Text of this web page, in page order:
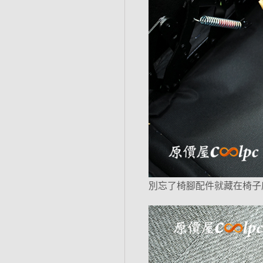
別忘了椅腳配件就藏在椅